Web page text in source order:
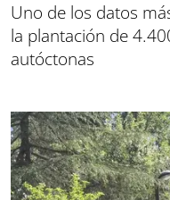
Uno de los datos
la plantación de
autóctonas